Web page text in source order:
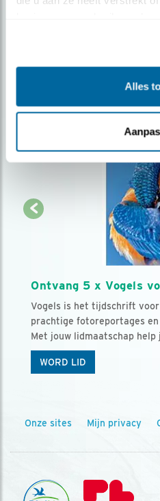
Alles
AANMELDEN VOGELNIEUWS
Ontvang 5 x Vogels
Vogels is het tijdschrift
prachtige fotoreportages
Met jouw lidmaatschap help
WORD LID
Onze sites Mijn privacy